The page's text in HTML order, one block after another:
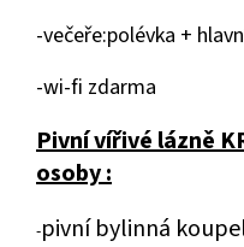
-večeře:polévka +
-wi-fi zdarma
Pivní vířivé lázně
osoby:
-pivní bylinná